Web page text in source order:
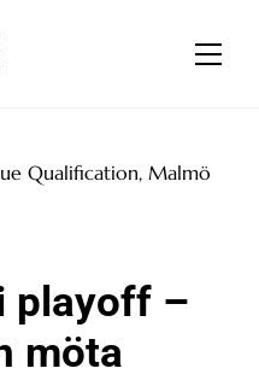
playoff –
möta